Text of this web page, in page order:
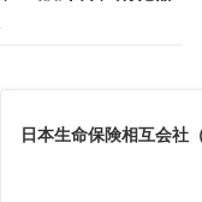
日本生命保険相互会社